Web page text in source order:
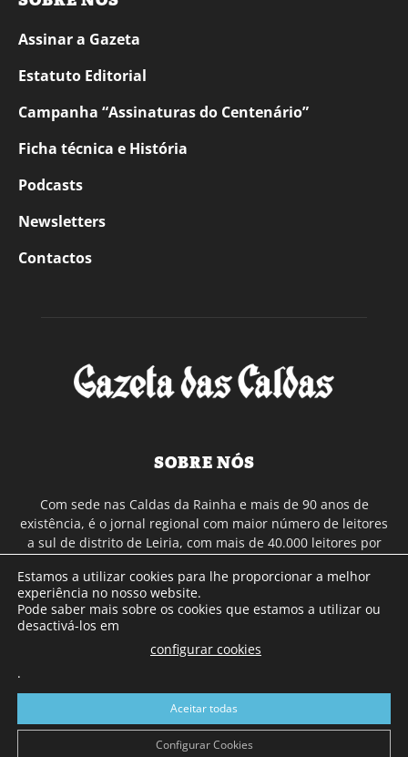
Assinar a Gazeta
Estatuto Editorial
Campanha “Assinaturas do Centenário”
Ficha técnica e História
Podcasts
Newsletters
Contactos
SOBRE NÓS
Com sede nas Caldas da Rainha e mais de 90 anos de
existência, é o jornal regional com maior número de leitores
a sul de distrito de Leiria, com mais de 40.000 leitores por
Continental e assinatura online.
SIGA-NOS
Estamos a utilizar cookies para lhe proporcionar a melhor
experiência no nosso website.
Pode saber mais sobre os cookies que estamos a utilizar ou
desactivá-los em
configurar cookies
.
Aceitar todas
Configurar Cookies